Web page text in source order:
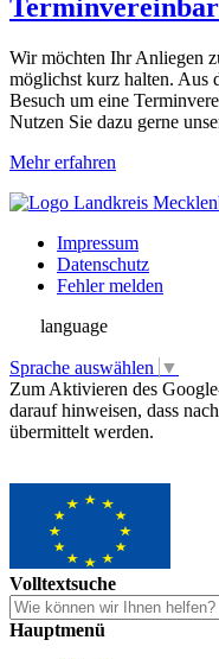
Wir möchten Ihr Anliegen
möglichst kurz halten. Aus
Besuch um eine
Nutzen Sie dazu gerne
Mehr erfahren
Impressum
Datenschutz
Fehler melden
language
Sprache auswählen ▼
Zum Aktivieren des
darauf hinweisen, dass
übermittelt werden.
Volltextsuche
Hauptmenü